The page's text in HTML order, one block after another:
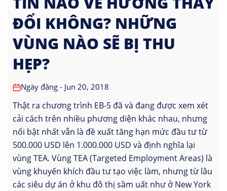
ĐỔI KHÔNG? NHỮNG
VÙNG NÀO SẼ BỊ THU
HẸP?
Ngày đăng - Jun 20, 2018
Thật ra chương trình EB-5 đã và đang được xem xét
cải cách trên nhiều phương diện khác nhau, nhưng
nổi bật nhất vẫn là đề xuất tăng hạn mức đầu tư từ
500.000 USD lên 1.000.000 USD và định nghĩa lại
vùng TEA. Vùng TEA (Targeted Employment Areas) là
vùng khuyến khích đầu tư tạo việc làm, nhưng từ lâu
các siêu dự án ở khu đô thị sầm uất như ở New York